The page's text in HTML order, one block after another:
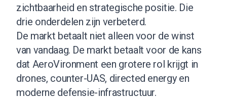
zichtbaarheid en strategische positie. Die
drie onderdelen zijn verbeterd.
De markt betaalt niet alleen voor de winst
van vandaag. De markt betaalt voor de kans
dat AeroVironment een grotere rol krijgt in
drones, counter-UAS, directed energy en
moderne defensie-infrastructuur.